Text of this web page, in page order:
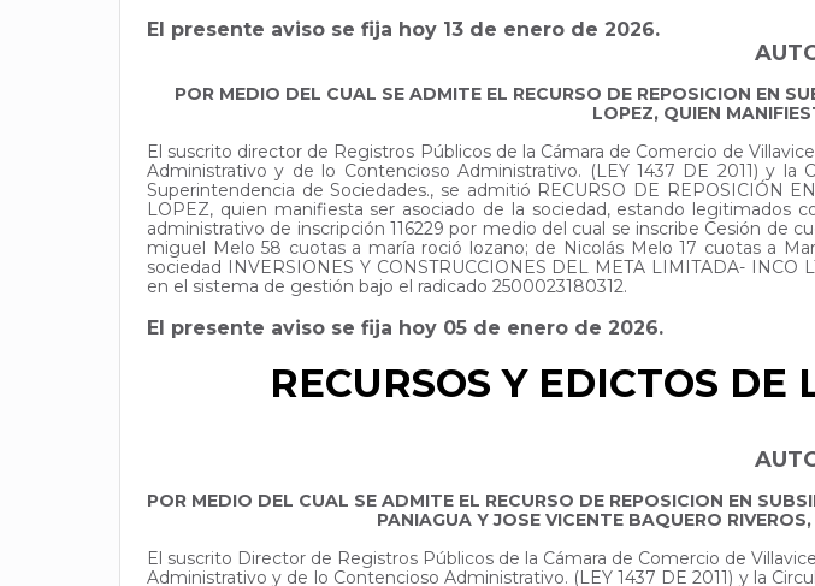
El presente aviso se fija hoy 13 de enero de 2026.
POR MEDIO DEL CUAL SE ADMITE EL RECURSO DE REPOSICION EN
LOPEZ, QUIEN
El suscrito director de Registros Públicos de la Cámara de Comercio de
Administrativo y de lo Contencioso Administrativo. (LEY 1437 DE 2011) y la
Superintendencia de Sociedades., se admitió RECURSO DE REPOSICIÓN
LOPEZ, quien manifiesta ser asociado de la sociedad, estando
administrativo de inscripción 116229 por medio del cual se inscribe Cesión de
miguel Melo 58 cuotas a maría roció lozano; de Nicolás Melo 17 cuotas a
sociedad INVERSIONES Y CONSTRUCCIONES DEL META LIMITADA-
en el sistema de gestión bajo el radicado 2500023180312.
El presente aviso se fija hoy 05 de enero de 2026.
RECURSOS Y EDICTOS DE
POR MEDIO DEL CUAL SE ADMITE EL RECURSO DE REPOSICION EN
PANIAGUA Y JOSE VICENTE BAQUERO
El suscrito Director de Registros Públicos de la Cámara de Comercio de
Administrativo y de lo Contencioso Administrativo. (LEY 1437 DE 2011) y la